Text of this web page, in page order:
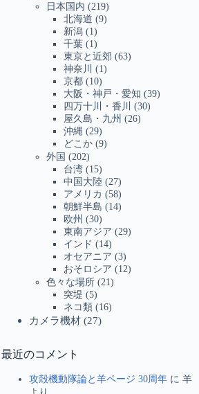
日本国内 (219)
北海道 (9)
新潟 (1)
千葉 (1)
東京と近郊 (63)
神奈川
(1)
京都 (10)
大阪・神戸・愛知 (39)
四万十川・香川
(30)
屋久島・九州 (26)
沖縄 (29)
どこか (9)
外国 (202)
台湾 (15)
中国大陸 (27)
アメリカ (58)
朝鮮半島 (14)
欧州 (30)
東南アジア (29)
インド (14)
オセアニア (3)
おそロシア (12)
色々な場所 (21)
突堤 (5)
ネコ類 (16)
カメラ機材 (27)
最近のコメント
攻殻機動隊論と羊ページ 30周年 に羊